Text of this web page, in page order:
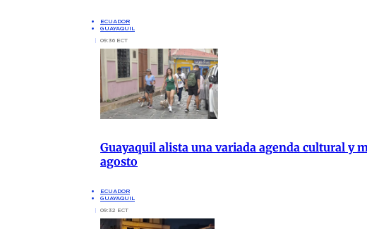
ECUADOR
GUAYAQUIL
09:36 ECT
Guayaquil alista una variada agenda cultural y
agosto
ECUADOR
GUAYAQUIL
09:32 ECT